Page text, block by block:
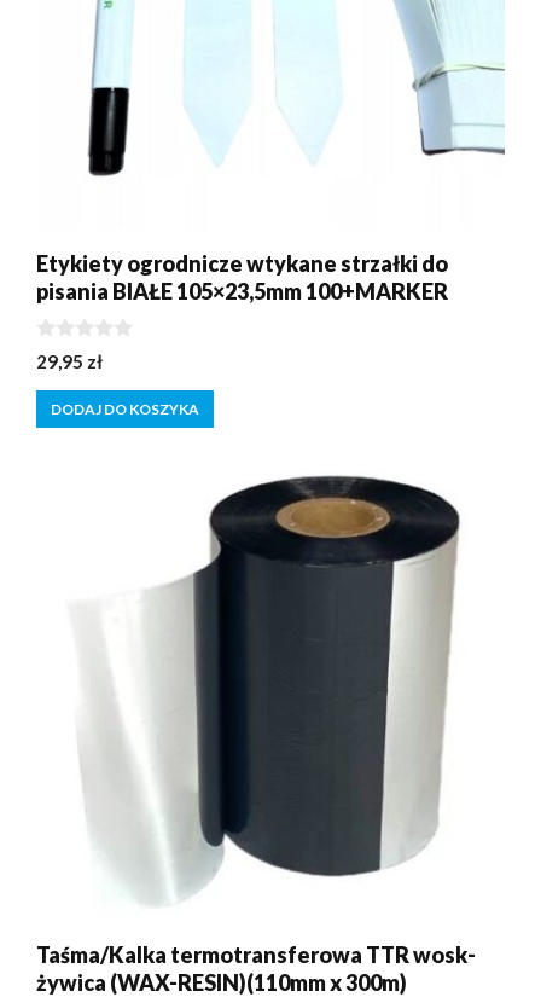
Etykiety ogrodnicze wtykane strzałki do
pisania BIAŁE 105×23,5mm 100+MARKER
0
z
5
29,95 zł
DODAJ DO KOSZYKA
Taśma/Kalka termotransferowa TTR wosk-
żywica (WAX-RESIN)(110mm x 300m)